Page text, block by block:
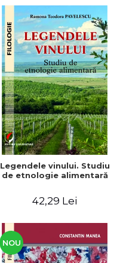
Legendele vinului. Studiu
de etnologie alimentară
42,29 Lei
NOU